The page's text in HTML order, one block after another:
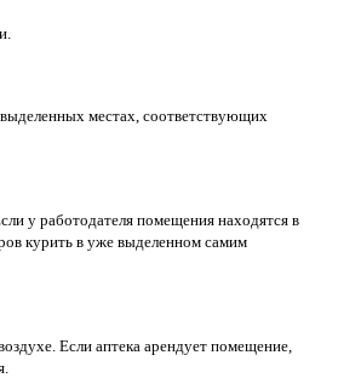
местах, соответствующих
у работодателя помещения находятся в
курить в уже выделенном самим
Если аптека арендует помещение,